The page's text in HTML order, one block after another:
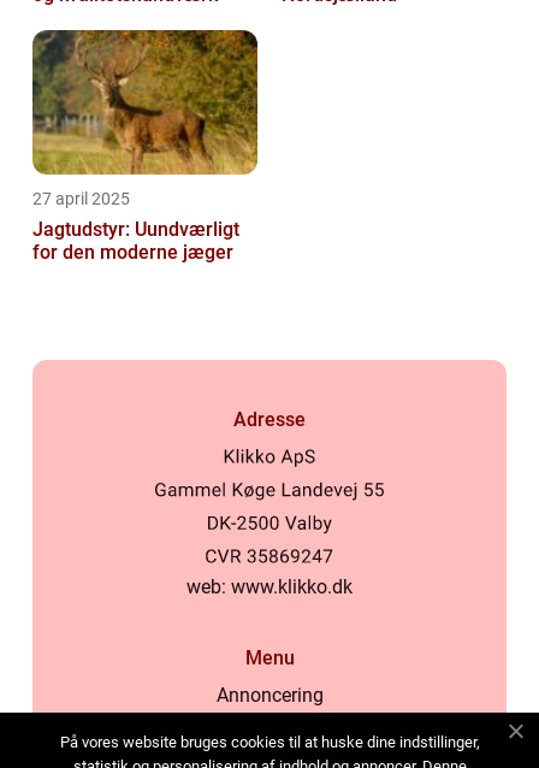
27 april 2025
Jagtudstyr: Uundværligt
for den moderne jæger
Adresse
web: www.klikko.dk
Menu
Annoncering
Cookies
På vores website bruges cookies til at huske dine indstillinger,